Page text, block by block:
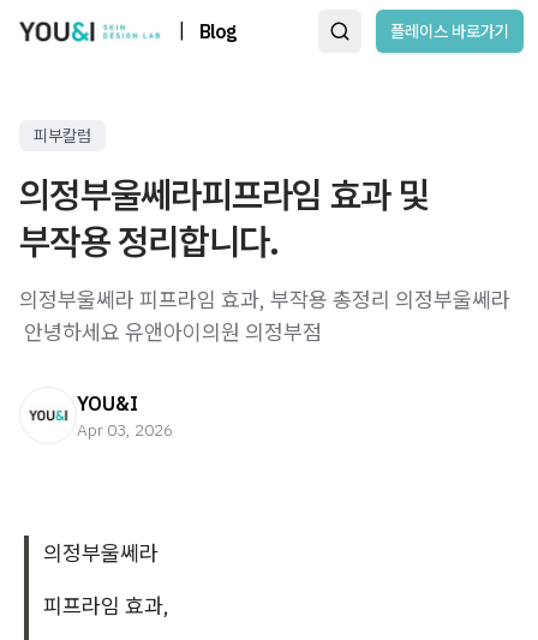
Blog 플레이스 바로가기
피부칼럼
의정부울쎄라피프라임 효과 및
부작용 정리합니다.
의정부울쎄라 피프라임 효과, 부작용 총정리 의정부울쎄라
​ 안녕하세요 유앤아이의원 의정부점
YOU&I
Apr 03, 2026
의정부울쎄라
피프라임 효과,